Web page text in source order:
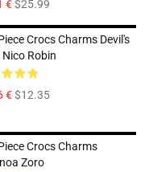
€$25.99
Crocs Charms Devil's
Nico Robin
€$12.35
Crocs Charms
Zoro